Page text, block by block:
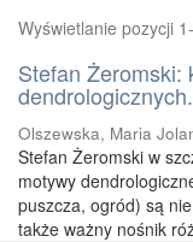
Wyświetlanie pozycji
Stefan Żeromski:
Olszewska, Maria
Stefan Żeromski w
motywy
puszcza, ogród) są
także ważny nośnik